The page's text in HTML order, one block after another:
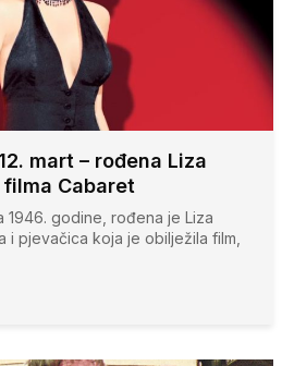
mart – rođena Liza
Cabaret
1946. godine, rođena je Liza
i pjevačica koja je obilježila film,